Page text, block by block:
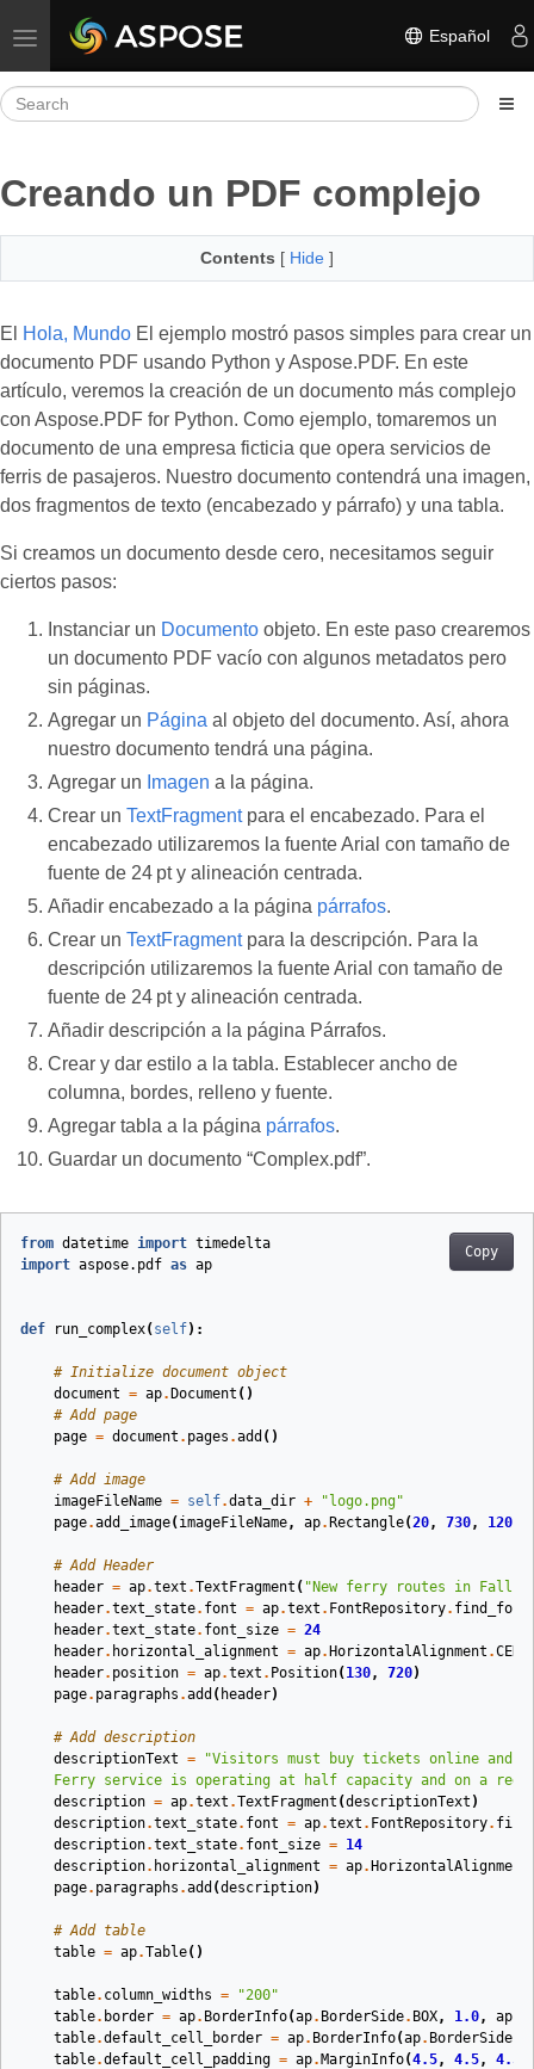
Toggle navigation Español
Creando un PDF complejo
Contents [ Hide ]
El Hola, Mundo El ejemplo mostró pasos simples para crear un
documento PDF usando Python y Aspose.PDF. En este
artículo, veremos la creación de un documento más complejo
con Aspose.PDF for Python. Como ejemplo, tomaremos un
documento de una empresa ficticia que opera servicios de
ferris de pasajeros. Nuestro documento contendrá una imagen,
dos fragmentos de texto (encabezado y párrafo) y una tabla.
Si creamos un documento desde cero, necesitamos seguir
ciertos pasos:
Instanciar un Documento objeto. En este paso crearemos
un documento PDF vacío con algunos metadatos pero
sin páginas.
Agregar un Página al objeto del documento. Así, ahora
nuestro documento tendrá una página.
Agregar un Imagen a la página.
Crear un TextFragmentpara el encabezado. Para el
encabezado utilizaremos la fuente Arial con tamaño de
fuente de 24 pt y alineación centrada.
Añadir encabezado a la página párrafos.
Crear un TextFragmentpara la descripción. Para la
descripción utilizaremos la fuente Arial con tamaño de
fuente de 24 pt y alineación centrada.
Añadir descripción a la página Párrafos.
Crear y dar estilo a la tabla. Establecer ancho de
columna, bordes, relleno y fuente.
Agregar tabla a la página párrafos.
Guardar un documento “Complex.pdf”.
Copy
from datetime import timedelta
import aspose.pdf as ap
def run_complex( self):
# Initialize document object
document = ap. Document ()
# Add page
page = document . pages .add ()
# Add image
imageFileName = self.data_dir +
"logo.png"
page.add_image( imageFileName, ap. Rectangle(20, 730, 120
# Add Header
header = ap.text .TextFragment ( "New ferry routes in Fall
header.text_state. font = ap.text . FontRepository. find_font
header.text_state. font_size = 24
header. horizontal_alignment = ap. HorizontalAlignment .
header. position = ap.text . Position( 130, 720)
page. paragraphs .add ( header)
# Add description
descriptionText =
"Visitors must buy tickets online and
Ferry service is operating at half capacity and on a
description = ap.text .TextFragment (descriptionText )
description.text_state. font = ap.text . FontRepository.
description.text_state. font_size = 14
description. horizontal_alignment = ap. HorizontalAlignment
page. paragraphs .add (description)
# Add table
table = ap.Table()
table. column_widths =
"200"
table. border = ap. BorderInfo(ap. BorderSide. BOX, 1.0, ap
table.default_cell_border = ap. BorderInfo(ap. BorderSide
table.default_cell_padding = ap. MarginInfo(4.5, 4.5, 4.5